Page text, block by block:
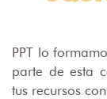
PPT lo
parte de esta
tus recursos